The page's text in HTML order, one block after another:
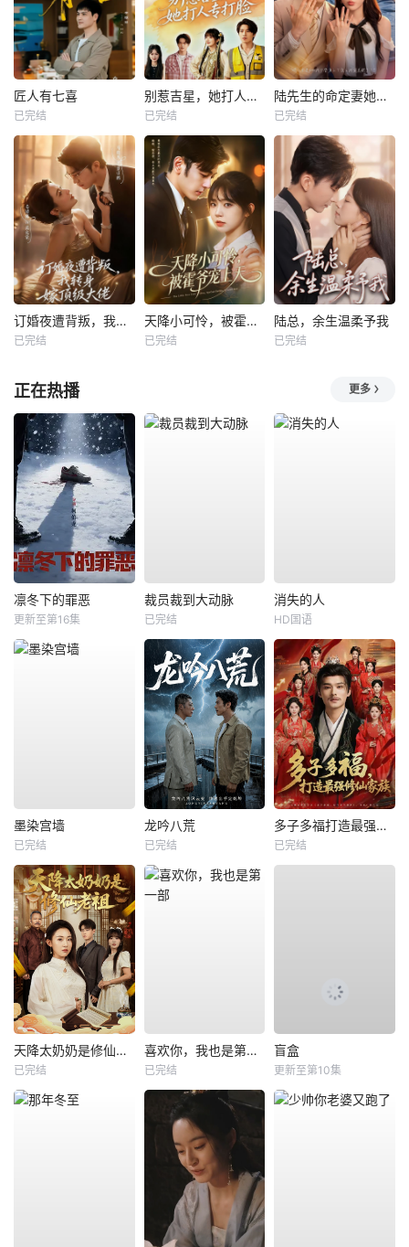
匠人有七喜
已完结
别惹吉星，她打人专打脸
已完结
陆先生的命定妻她飒又野
已完结
订婚夜遭背叛，我转身嫁顶级大佬
已完结
天降小可怜，被霍爷宠上天
已完结
陆总，余生温柔予我
已完结
正在热播 更多
凛冬下的罪恶
更新至第16集
裁员裁到大动脉
已完结
消失的人
HD国语
墨染宫墙
已完结
龙吟八荒
已完结
多子多福打造最强修仙家族
已完结
天降太奶奶是修仙老祖
已完结
喜欢你，我也是第一部
已完结
盲盒
更新至第10集